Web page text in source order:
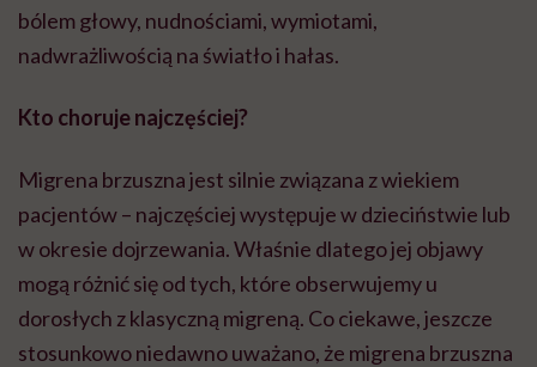
bólem głowy, nudnościami, wymiotami,
nadwrażliwością na światło i hałas.
Kto choruje najczęściej?
Migrena brzuszna jest silnie związana z wiekiem
pacjentów – najczęściej występuje w dzieciństwie lub
w okresie dojrzewania. Właśnie dlatego jej objawy
mogą różnić się od tych, które obserwujemy u
dorosłych z klasyczną migreną. Co ciekawe, jeszcze
stosunkowo niedawno uważano, że migrena brzuszna